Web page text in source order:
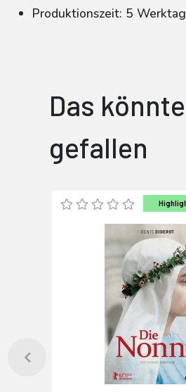
Produktionszeit: 5
Das
gefallen